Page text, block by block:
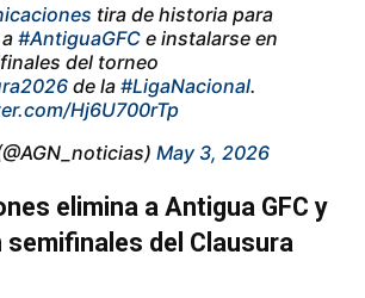
tira de historia para
#AntiguaGFC e instalarse en
del torneo
de la #LigaNacional.
Hj6U700rTp
May 3, 2026
elimina a Antigua GFC y
semifinales del Clausura